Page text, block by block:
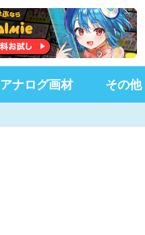
アナログ画材 その他